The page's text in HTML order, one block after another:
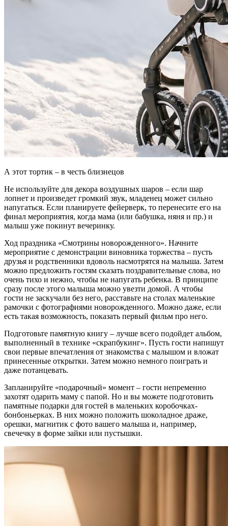
А этот тортик – в честь близнецов
Не используйте для декора воздушных шаров – если шар
лопнет и произведет громкий звук, младенец может сильно
напугаться. Если планируете фейерверк, то перенесите его на
финал мероприятия, когда мама (или бабушка, няня и пр.) и
малыш уже покинут вечеринку.
Ход праздника «Смотрины новорожденного». Начните
мероприятие с демонстрации виновника торжества – пусть
друзья и родственники вдоволь насмотрятся на малыша. Затем
можно предложить гостям сказать поздравительные слова, но
очень тихо и нежно, чтобы не напугать ребенка. В принципе
сразу после этого малыша можно увезти домой. А чтобы
гости не заскучали без него, расставьте на столах маленькие
рамочки с фотографиями новорожденного. Можно даже, если
есть такая возможность, показать первый фильм про него.
Подготовьте памятную книгу – лучше всего подойдет альбом,
выполненный в технике «скрапбукинг». Пусть гости напишут
свои первые впечатления от знакомства с малышом и вложат
принесенные открытки. Затем можно немного поиграть и
даже потанцевать.
Запланируйте «подарочный» момент – гости непременно
захотят одарить маму с папой. Но и вы можете подготовить
памятные подарки для гостей в маленьких коробочках-
бонбоньерках. В них можно положить шоколадное драже,
орешки, магнитик с фото вашего малыша и, например,
свечечку в форме зайки или пустышки.